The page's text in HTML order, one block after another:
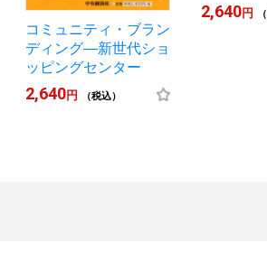
コミュニティ・ブラン
ディング―新世代ショ
ッピングセンター
2,640円 （税込）
2,640円